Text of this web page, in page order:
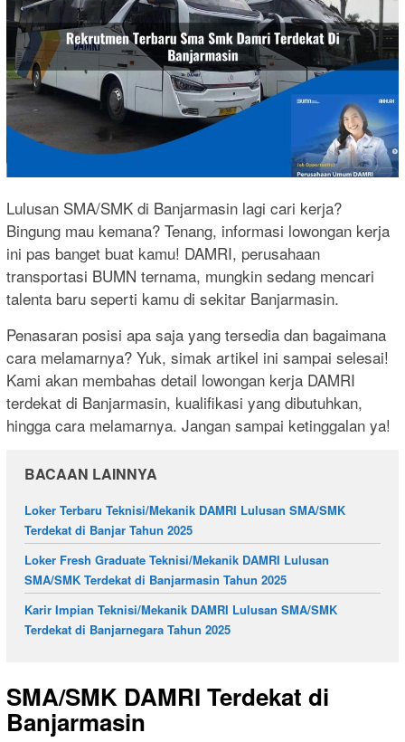
Lulusan SMA/SMK di Banjarmasin lagi cari kerja?
Bingung mau kemana? Tenang, informasi lowongan kerja
ini pas banget buat kamu! DAMRI, perusahaan
transportasi BUMN ternama, mungkin sedang mencari
talenta baru seperti kamu di sekitar Banjarmasin.
Penasaran posisi apa saja yang tersedia dan bagaimana
cara melamarnya? Yuk, simak artikel ini sampai selesai!
Kami akan membahas detail lowongan kerja DAMRI
terdekat di Banjarmasin, kualifikasi yang dibutuhkan,
hingga cara melamarnya. Jangan sampai ketinggalan ya!
BACAAN LAINNYA
Loker Terbaru Teknisi/Mekanik DAMRI Lulusan SMA/SMK
Terdekat di Banjar Tahun 2025
Loker Fresh Graduate Teknisi/Mekanik DAMRI Lulusan
SMA/SMK Terdekat di Banjarmasin Tahun 2025
Karir Impian Teknisi/Mekanik DAMRI Lulusan SMA/SMK
Terdekat di Banjarnegara Tahun 2025
SMA/SMK DAMRI Terdekat di
Banjarmasin